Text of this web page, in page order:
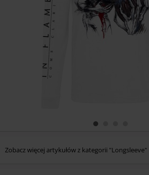
Zobacz więcej artykułów z kategorii "Longsleeve"